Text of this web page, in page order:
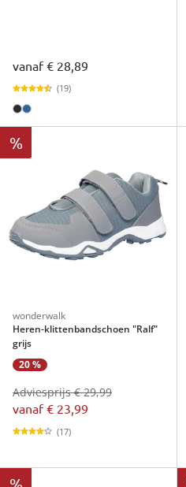
vanaf€ 28,89
(19)
%
wonderwalk
Heren-klittenbandschoen "Ralf"
grijs
20 %
vanaf€ 23,99
Adviesprijs € 29,99
(17)